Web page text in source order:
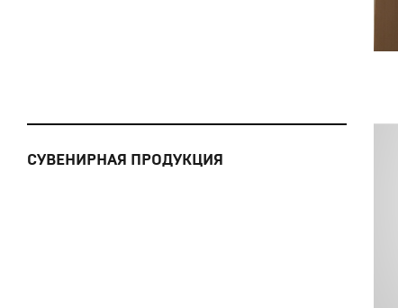
СУВЕНИРНАЯ ПРОДУКЦИЯ